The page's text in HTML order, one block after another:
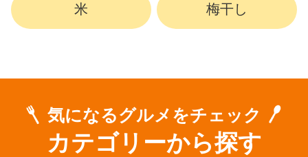
米 梅干し
気になるグルメをチェック
カテゴリーから探す